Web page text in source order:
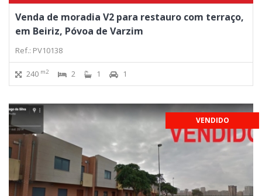
Venda de moradia V2 para restauro com terraço,
em Beiriz, Póvoa de Varzim
Ref.: PV10138
240 m2 2 1 1
VENDIDO